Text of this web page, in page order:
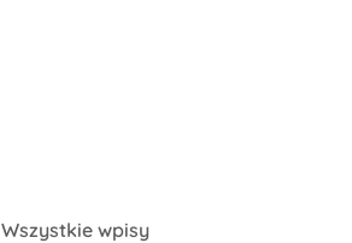
Wszystkie wpisy